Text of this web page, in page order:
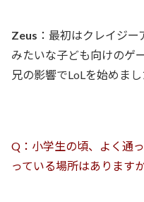
Zeus ：最初はクレイジ
みたいな子ども向けのゲ
兄の影響でLoLを始めまし
Q：小学生の頃、よく通
っている場所はあります